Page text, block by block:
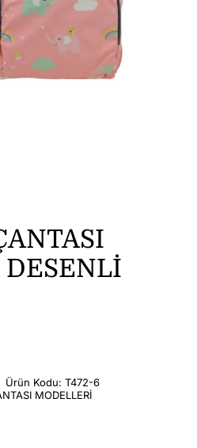
DESENLİ
Ürün Kodu:T472-6
MODELLERİ